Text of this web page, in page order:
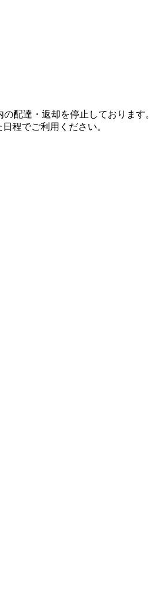
配達・返却を停止しております。
程でご利用ください。